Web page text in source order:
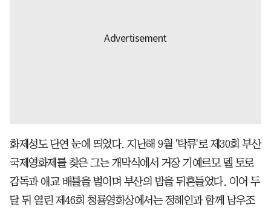
화제성도 단연 눈에 띄었다. 지난해 9월 '탁류'로 제30회 부산
국제영화제를 찾은 그는 개막식에서 거장 기예르모 델 토로
감독과 애교 배틀을 벌이며 부산의 밤을 뒤흔들었다. 이어 두
달 뒤 열린 제46회 청룡영화상에서는 정해인과 함께 남우조